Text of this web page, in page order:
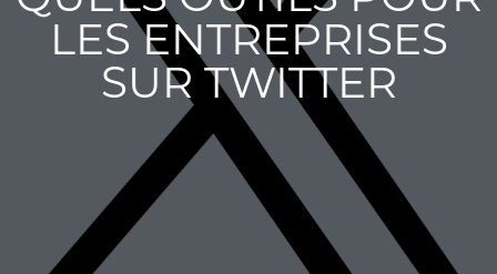
LES ENTREPRISES
SUR TWITTER